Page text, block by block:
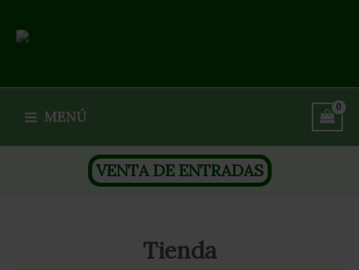
contenido
MENÚ
VENTA DE ENTRADAS
Tienda